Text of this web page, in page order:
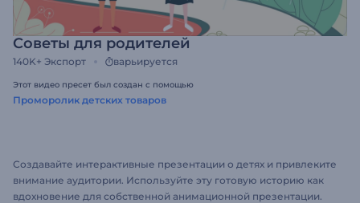
Советы для родителей
140K+ Экспорт варьируется
Этот видео пресет был создан с помощью
Проморолик детских товаров
Создавайте интерактивные презентации о детях и привлеките
внимание аудитории. Используйте эту готовую историю как
вдохновение для собственной анимационной презентации.